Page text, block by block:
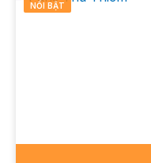
NỔI BẬT